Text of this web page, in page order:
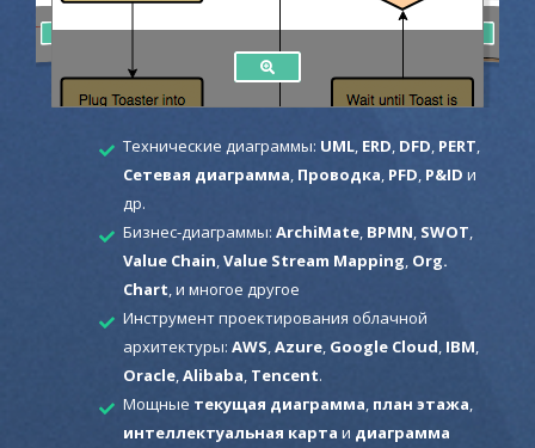
Технические диаграммы: UML, ERD DFD PERT
Сетевая диаграмма Проводка PFD P&ID и
др.
Бизнес-диаграммы: ArchiMate, BPMN SWOT
Value Chain Value Stream Mapping Org.
Chart , и многое другое
Инструмент проектирования облачной
архитектуры: AWS Azure, Google Cloud IBM
Oracle, Alibaba Tencent.
Мощные текущая диаграмма план этажа
интеллектуальная карта и диаграмма